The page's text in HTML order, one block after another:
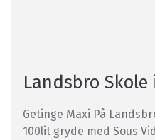
Landsbro
Getinge Maxi På
100lit gryde med Sous